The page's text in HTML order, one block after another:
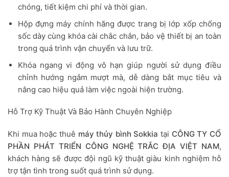
chóng, tiết kiệm chi phí và thời gian.
Hộp đựng máy chính hãng được trang bị lớp xốp chống
sốc dày cùng khóa cài chắc chắn, bảo vệ thiết bị an toàn
trong quá trình vận chuyển và lưu trữ.
Khóa ngang vi động vô hạn giúp người sử dụng điều
chỉnh hướng ngắm mượt mà, dễ dàng bắt mục tiêu và
nâng cao hiệu quả làm việc ngoài hiện trường.
Hỗ Trợ Kỹ Thuật Và Bảo Hành Chuyên Nghiệp
Khi mua hoặc thuê máy thủy bình Sokkia tại CÔNG TY CỔ
PHẦN PHÁT TRIỂN CÔNG NGHỆ TRẮC ĐỊA VIỆT NAM,
khách hàng sẽ được đội ngũ kỹ thuật giàu kinh nghiệm hỗ
trợ tận tình trong suốt quá trình sử dụng.